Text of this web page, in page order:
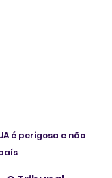
é perigosa e não